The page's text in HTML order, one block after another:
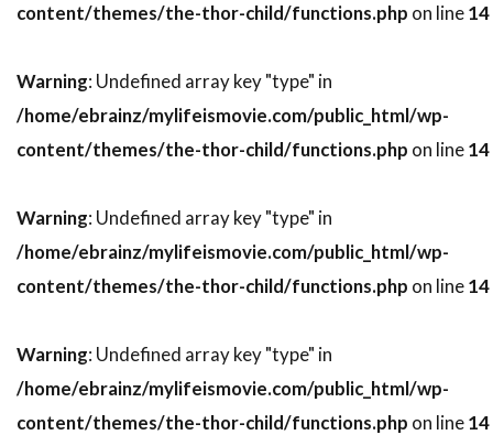
トム・スケリット
トム・スターン
トム・ハーディ
トム・フォックス
トム・ヘルモア
トム・ベレンジャー
トム・マシューズ
トム・マッカーシー
トム・ロルフ
トム・ヴォーン
トランスフォーマー
トラヴィス・アダム・ライト
トリート・ウィリアムズ
トリーヌ・ディルホム
content/themes/the-thor-child/functions.php on line14
Warning: Undefined array key "type" in
/home/ebrainz/mylifeismovie.com/public_html/wp-
content/themes/the-thor-child/functions.php on line14
Warning: Undefined array key "type" in
/home/ebrainz/mylifeismovie.com/public_html/wp-
content/themes/the-thor-child/functions.php on line14
Warning: Undefined array key "type" in
/home/ebrainz/mylifeismovie.com/public_html/wp-
content/themes/the-thor-child/functions.php on line14